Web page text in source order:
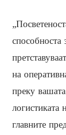
способноста
на
преку
главните